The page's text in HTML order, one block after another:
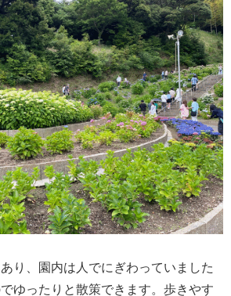
り、園内は人でにぎわっていました
ゆったりと散策できます。歩きやす